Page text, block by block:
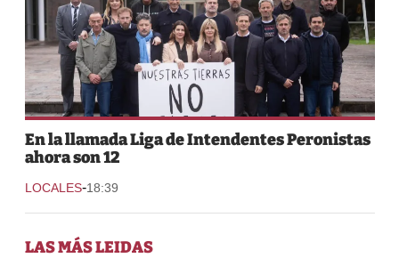
En la llamada Liga de Intendentes Peronistas
ahora son 12
LOCALES-18:39
LAS MÁS LEIDAS